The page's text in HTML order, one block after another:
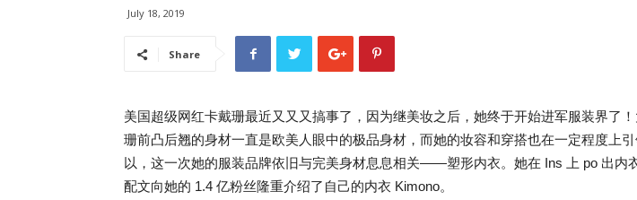
July 18, 2019
Share
美国超级网红卡戴珊最近又又又搞事了，因为继美妆之后，她终于开始进军服装界了
珊前凸后翘的身材一直是欧美人眼中的极品身材，而她的妆容和穿搭也在一定程度上
以，这一次她的服装品牌依旧与完美身材息息相关——塑形内衣。她在 Ins 上 po 出内
配文向她的 1.4 亿粉丝隆重介绍了自己的内衣 Kimono。